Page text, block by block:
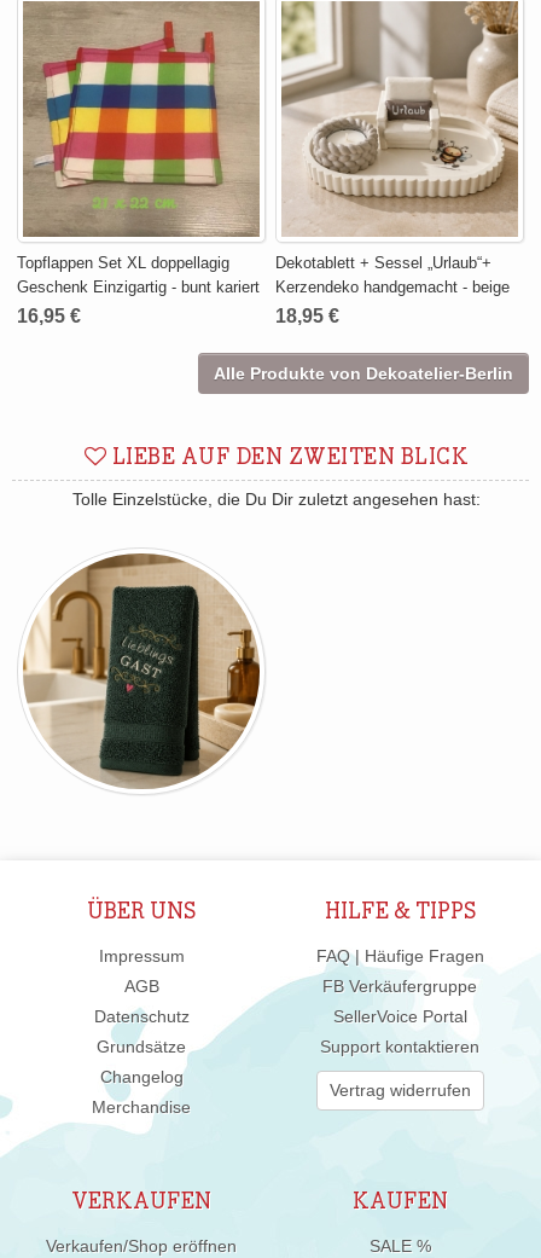
Topflappen Set XL doppellagig
Geschenk Einzigartig - bunt kariert
16,95 €
Dekotablett + Sessel „Urlaub“+
Kerzendeko handgemacht - beige
18,95 €
Alle Produkte von Dekoatelier-Berlin
LIEBE AUF DEN ZWEITEN BLICK
Tolle Einzelstücke, die Du Dir zuletzt angesehen hast:
ÜBER UNS
Impressum
AGB
Datenschutz
Grundsätze
Changelog
Merchandise
HILFE & TIPPS
FAQ | Häufige Fragen
FB Verkäufergruppe
SellerVoice Portal
Support kontaktieren
Vertrag widerrufen
VERKAUFEN
Verkaufen/Shop eröffnen
KAUFEN
SALE %